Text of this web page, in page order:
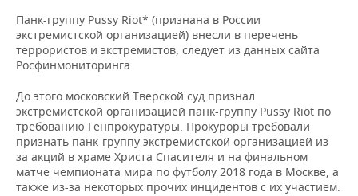
ОТКРЫТАЯ ЛЕКЦИЯ
БАСКЕТБОЛ
ВОЛЕЙБОЛ
КИБЕРСПОРТ
ФИГУРНОЕ КАТАНИЕ
ВОДНЫЕ ВИДЫ СПОРТА
ИНФРАСТРУКТУРА
ИСТОРИЯ
КУЛЬТУРА
МЕДИЦИНА
ОБРАЗОВАНИЕ
СПРАВОЧНИК
СПИСОК ПЕРСОН
СПИСОК КОМПАНИЙ
ПОЛНАЯ ВЕРСИЯ
Панк-группу Pussy Riot* (признана в России
экстремистской организацией) внесли в перечень
террористов и экстремистов, следует из данных сайта
Росфинмониторинга.
До этого московский Тверской суд признал
экстремистской организацией панк-группу Pussy Riot по
требованию Генпрокуратуры. Прокуроры требовали
признать панк-группу экстремистской организацией из-
за акций в храме Христа Спасителя и на финальном
матче чемпионата мира по футболу 2018 года в Москве, а
также из-за некоторых прочих инцидентов с их участием.